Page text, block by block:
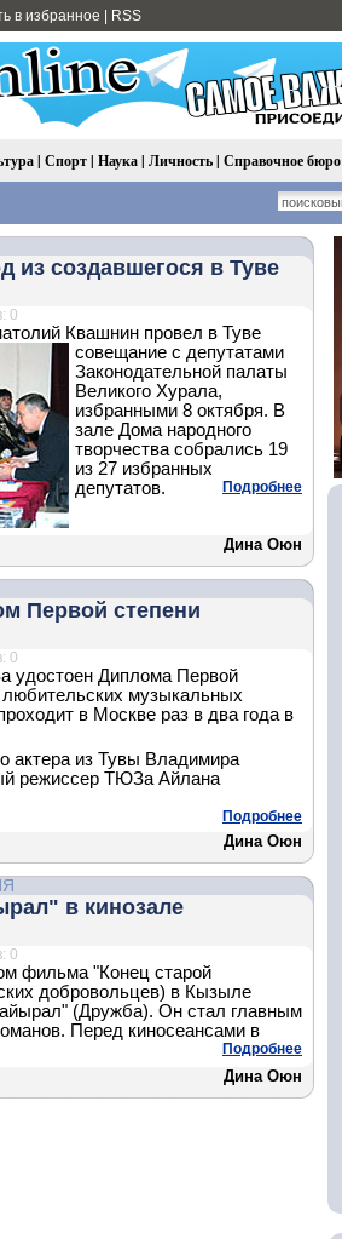
в избранное RSS
| Спорт| Наука| Личность| Справочное бюро
создавшегося в Туве
0
Квашнин провел в Туве
совещание с депутатами
Законодательной палаты
Великого Хурала,
избранными 8 октября. В
зале Дома народного
творчества собрались 19
из 27 избранных
депутатов.
Подробнее
Дина Оюн
Первой степени
0
удостоен Диплома Первой
любительских музыкальных
в Москве раз в два года в
актера из Тувы Владимира
режиссер ТЮЗа Айлана
Подробнее
Дина Оюн
в кинозале
0
фильма "Конец старой
добровольцев) в Кызыле
(Дружба). Он стал главным
Перед киносеансами в
Подробнее
Дина Оюн